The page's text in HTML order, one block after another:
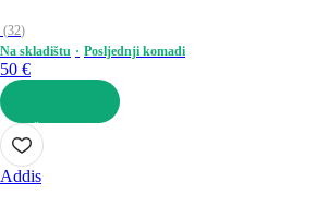
(32)
Na skladištu
Posljednji komadi
50 €
U KOŠARICU
Addis